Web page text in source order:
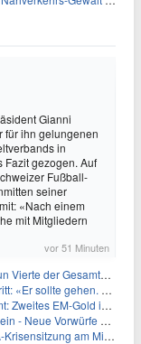
Gianni
für ihn gelungenen
in
Fazit gezogen. Auf
Fußball-
seiner
«Nach einem
mit Mitgliedern
vor 51 Minuten
der Gesamtwertung
sollte gehen. Jetzt»
EM-Gold in Paris
Vorwürfe gegen FIFA
am Mittwoch ein